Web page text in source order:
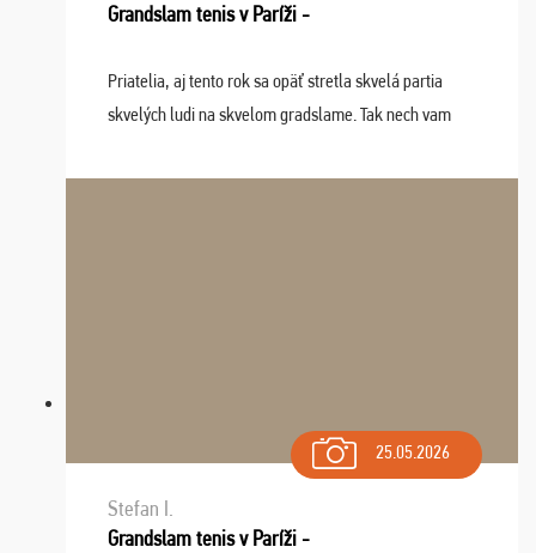
Grandslam tenis v Paríži -
Priatelia, aj tento rok sa opäť stretla skvelá partia
skvelých ludi na skvelom gradslame. Tak nech vam
sa na budúci rok. Prajem vam este veľa ta ...
25.05.2026
Stefan I.
Grandslam tenis v Paríži -